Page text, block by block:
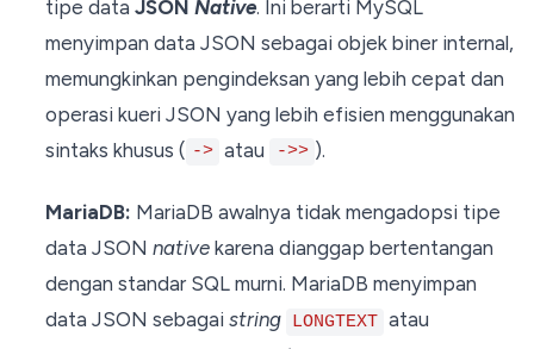
tipe data JSON Native. Ini berarti MySQL
menyimpan data JSON sebagai objek biner internal,
memungkinkan pengindeksan yang lebih cepat dan
operasi kueri JSON yang lebih efisien menggunakan
sintaks khusus ( -> atau ->> ).
MariaDB: MariaDB awalnya tidak mengadopsi tipe
data JSON nativekarena dianggap bertentangan
dengan standar SQL murni. MariaDB menyimpan
data JSON sebagai string LONGTEXT atau